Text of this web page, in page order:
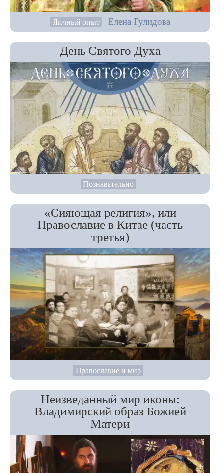
Личный опыт Елена Гулидова
День Святого Духа
Познавательно
«Сияющая религия», или
Православие в Китае (часть
третья)
Православие и мир
Неизведанный мир иконы:
Владимирский образ Божией
Матери